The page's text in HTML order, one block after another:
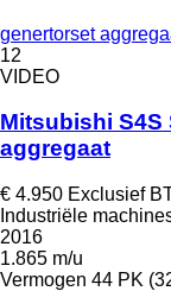
genertorset
12
VIDEO
Mitsubishi S4S
aggregaat
€ 4.950 Exclusief
Industriële
2016
1.865 m/u
Vermogen 44 PK